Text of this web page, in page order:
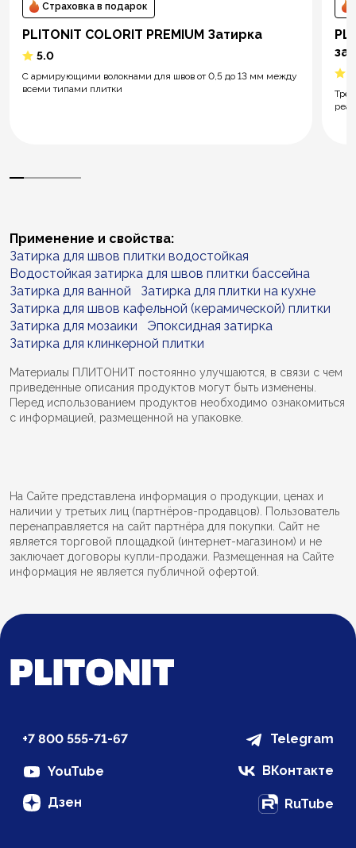
Страховка в подарок
PLITONIT СOLORIT PREMIUM Затирка
5.0
С армирующими волокнами для швов от 0,5 до 13 мм между
всеми типами плитки
Применение и свойства:
Затирка для швов плитки водостойкая
Водостойкая затирка для швов плитки бассейна
Затирка для ванной
Затирка для плитки на кухне
Затирка для швов кафельной (керамической) плитки
Затирка для мозаики
Эпоксидная затирка
Затирка для клинкерной плитки
Материалы ПЛИТОНИТ постоянно улучшаются, в связи с чем
приведенные описания продуктов могут быть изменены.
Перед использованием продуктов необходимо ознакомиться
с информацией, размещенной на упаковке.
На Сайте представлена информация о продукции, ценах и
наличии у третьих лиц (партнёров-продавцов). Пользователь
перенаправляется на сайт партнёра для покупки. Сайт не
является торговой площадкой (интернет-магазином) и не
заключает договоры купли-продажи. Размещенная на Сайте
информация не является публичной офертой.
+7 800 555-71-67 Telegram
YouTube ВКонтакте
Дзен RuTube